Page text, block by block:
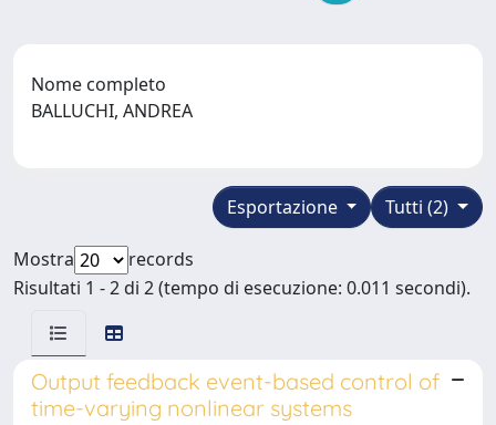
Nome completo
BALLUCHI, ANDREA
Tutti (2)
Esportazione
Mostra
records
Risultati 1 - 2 di 2 (tempo di esecuzione: 0.011 secondi).
Output feedback event-based control of
time-varying nonlinear systems